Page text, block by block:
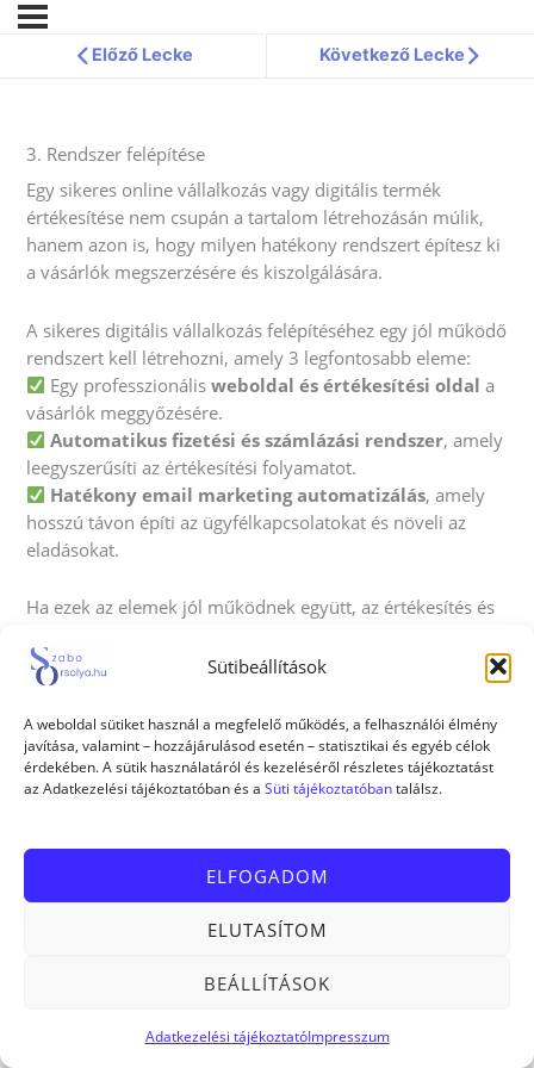
Sütibeállítások
A weboldal sütiket használ a megfelelő működés, a felhasználói élmény
javítása, valamint – hozzájárulásod esetén – statisztikai és egyéb célok
érdekében. A sütik használatáról és kezeléséről részletes tájékoztatást
az Adatkezelési tájékoztatóban és a Süti tájékoztatóbantalálsz.
ELFOGADOM
ELUTASÍTOM
BEÁLLÍTÁSOK
Adatkezelési tájékoztatóImpresszum
Előző Lecke Következő Lecke
3. Rendszer felépítése
Egy sikeres online vállalkozás vagy digitális termék
értékesítése nem csupán a tartalom létrehozásán múlik,
hanem azon is, hogy milyen hatékony rendszert építesz ki
a vásárlók megszerzésére és kiszolgálására.
A sikeres digitális vállalkozás felépítéséhez egy jól működő
rendszert kell létrehozni, amely 3 legfontosabb eleme:
Egy professzionálisweboldal és értékesítési oldal a
vásárlók meggyőzésére.
Automatikus fizetési és számlázási rendszer, amely
leegyszerűsíti az értékesítési folyamatot.
Hatékony email marketing automatizálás, amely
hosszú távon építi az ügyfélkapcsolatokat és növeli az
eladásokat.
Ha ezek az elemek jól működnek együtt, az értékesítés és
Nézzük meg ezeket a részeket kicsit részletesebben is.